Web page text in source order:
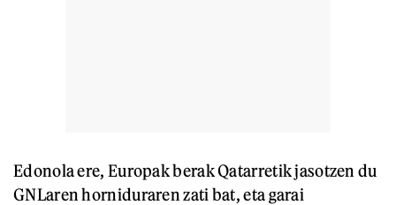
Edonola ere, Europak berak Qatarretik jasotzen du
GNLaren horniduraren zati bat, eta garai